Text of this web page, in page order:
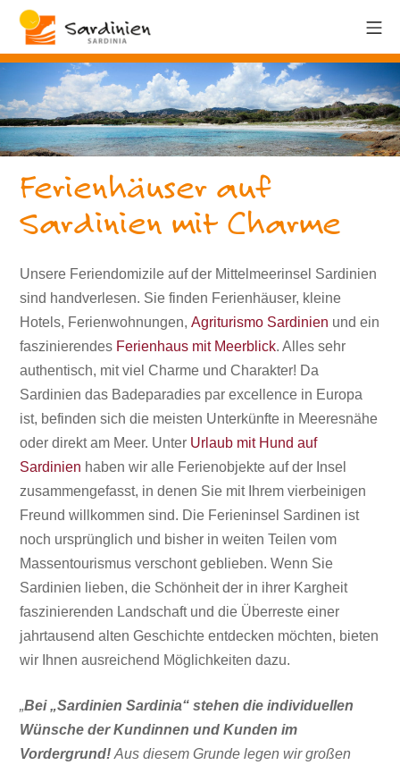
Ferienhäuser auf
Sardinien mit Charme
Unsere Feriendomizile auf der Mittelmeerinsel Sardinien
sind handverlesen. Sie finden Ferienhäuser, kleine
Hotels, Ferienwohnungen,Agriturismo Sardinien und ein
faszinierendes Ferienhaus mit Meerblick. Alles sehr
authentisch, mit viel Charme und Charakter! Da
Sardinien das Badeparadies par excellence in Europa
ist, befinden sich die meisten Unterkünfte in Meeresnähe
oder direkt am Meer. Unter Urlaub mit Hund auf
Sardinien haben wir alle Ferienobjekte auf der Insel
zusammengefasst, in denen Sie mit Ihrem vierbeinigen
Freund willkommen sind. Die Ferieninsel Sardinen ist
noch ursprünglich und bisher in weiten Teilen vom
Massentourismusverschont geblieben. Wenn Sie
Sardinien lieben, die Schönheit der in ihrer Kargheit
faszinierenden Landschaft und die Überreste einer
jahrtausend alten Geschichte entdecken möchten, bieten
wir Ihnen ausreichend Möglichkeiten dazu.
„Bei „Sardinien Sardinia“ stehen die individuellen
Wünsche der Kundinnen und Kunden im
Vordergrund! Aus diesem Grunde legen wir großen